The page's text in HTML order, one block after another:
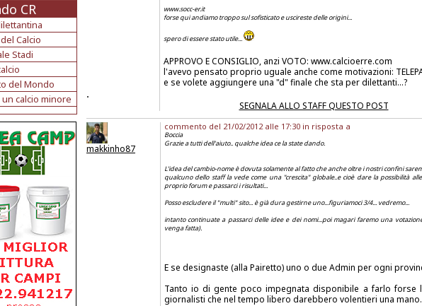
CR
Calcio
Stadi
del Mondo
un calcio minore
www.socc-er.it
forse qui andiamo troppo sul sofisticato e uscireste delle origini...
spero di essere stato utile...
APPROVO E CONSIGLIO, anzi VOTO: www.calcioerre.com
l'avevo pensato proprio uguale anche come motivazioni:
e se volete aggiungere una "d" finale che sta per dilettanti...?
.
SEGNALA ALLO STAFF QUESTO POST
makkinho87
commento del 21/02/2012 alle 17:30 in risposta a
Boccia
Grazie a tutti dell'aiuto.. qualche idea ce la state dando.
L'idea del cambio-nome è dovuta solamente al fatto che anche oltre i nostri confini
qualcuno dello staff la vede come una "crescita" globale..e cioè dare la possibilità
proprio forum e passarci i risultati...
Posso escludere il "multi" sito... è già dura gestirne uno...figuriamoci 3/4... vedremo...
intanto continuate a passarci delle idee e dei nomi...poi magari faremo una
venga fatta).
E se designaste (alla Pairetto) uno o due Admin per ogni
Tanto io di gente poco impegnata disponibile a farlo forse
giornalisti che nel tempo libero darebbero volentieri una mano.